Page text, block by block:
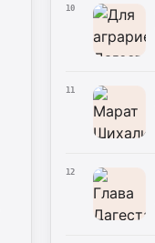
10
11
12